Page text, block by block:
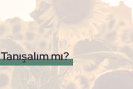
Tanışalım mı?